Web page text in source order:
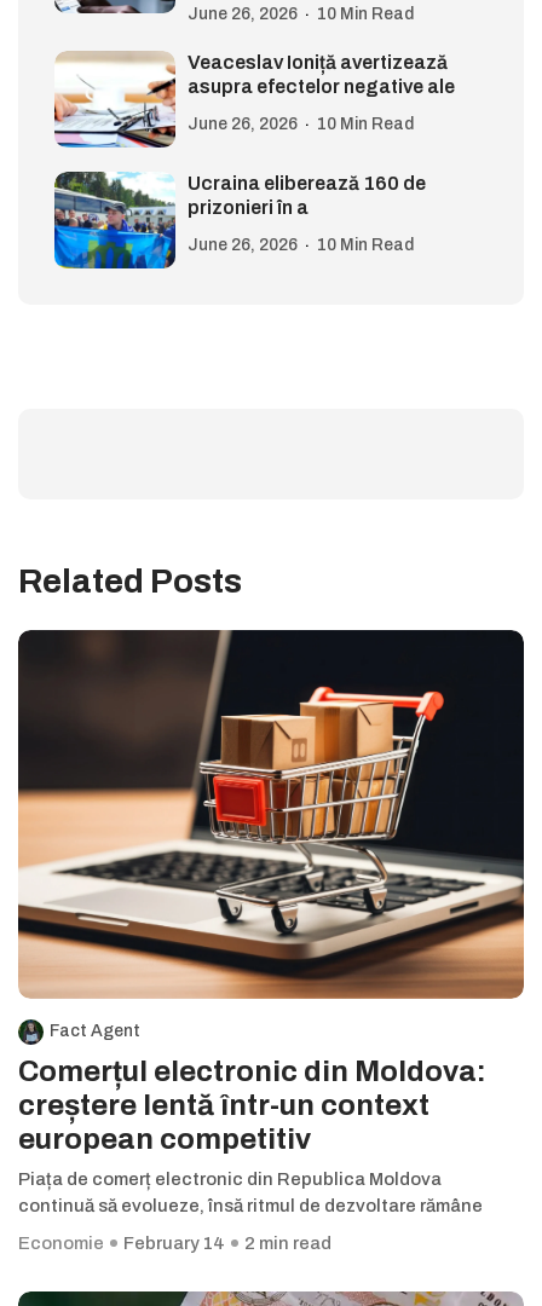
June 26, 2026 10 Min Read
Veaceslav Ioniță avertizează
asupra efectelor negative ale
June 26, 2026 10 Min Read
Ucraina eliberează 160 de
prizonieri în a
June 26, 2026 10 Min Read
Related Posts
Fact Agent
Comerțul electronic din Moldova:
creștere lentă într-un context
european competitiv
Piața de comerț electronic din Republica Moldova
continuă să evolueze, însă ritmul de dezvoltare rămâne
Economie
February 14 2 min read